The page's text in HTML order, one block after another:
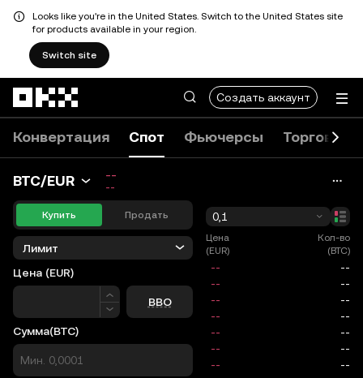
Looks like you're in the United States. Switch to the United States site
for products available in your region.
Switch site
Создать аккаунт
Конвертация Спот Фьючерсы Торговые
BTC/EUR --
--
Купить Продать
Лимит
Цена (EUR)
Цена
BBO
Сумма(BTC)
0,1
Цена
(EUR)
Кол-во
(BTC)